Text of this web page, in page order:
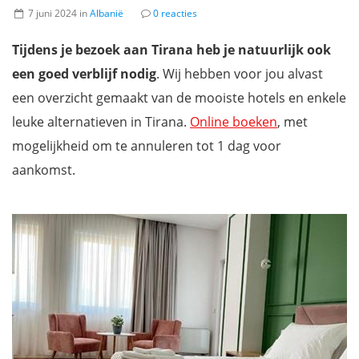
7 juni 2024 inAlbanië 0 reacties
Tijdens je bezoek aan Tirana heb je natuurlijk ook
een goed verblijf nodig. Wij hebben voor jou alvast
een overzicht gemaakt van de mooiste hotels en enkele
leuke alternatieven in Tirana. Online boeken, met
mogelijkheid om te annuleren tot 1 dag voor
aankomst.